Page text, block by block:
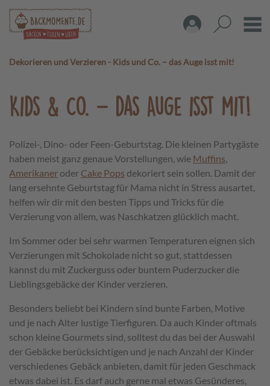
Dekorieren und Verzieren - Kids und Co. – das Auge isst mit!
Kids & Co. – das Auge isst mit!
Polizei-, Dino- oder Feen-Geburtstag. Die kleinen Partygäste
haben meist ganz genaue Vorstellungen, wie Muffins,
Amerikaner oder Cake Pops dekoriert sein sollen. Damit der
lang ersehnte Geburtstag für Mama nicht in Stress ausartet,
helfen wir dir mit den besten Tipps und Tricks für die
Verzierung von allem, was Naschkatzen glücklich macht.
Im Sommer oder bei sehr warmen Temperaturen eignen sich
Verzierungen mit Schokolade nicht so gut, stattdessen
kannst du mit Zuckerguss oder buntem Puderzucker die
Lieblingsgebäcke der Kinder verzieren.
Besonders beliebt bei Kindern sind bunte Farben, Motive
und je nach Alter lustige Tierfiguren. Da auch Kinder oftmals
schon kleine Gourmets sind, solltest du das bei der Auswahl
der Gebäcke berücksichtigen und je nach Anzahl der Kinder
verschiedenes Gebäck anbieten, damit für jeden Geschmack
etwas dabei ist. Es darf auch gerne mal etwas Gesünderes,